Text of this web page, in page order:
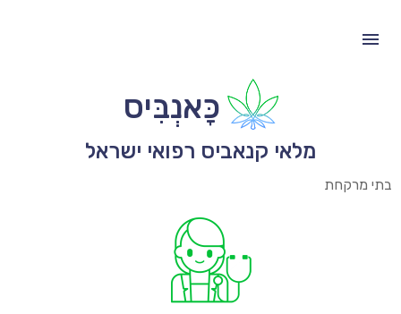
כָּאנְבִּיס
מלאי קנאביס רפואי ישראל
בתי מרקחת